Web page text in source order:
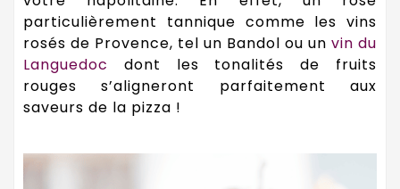
particulièrement tannique comme les vins
rosés de Provence, tel un Bandol ou un vin du
Languedoc dont les tonalités de fruits
rouges s’aligneront parfaitement aux
saveurs de la pizza !